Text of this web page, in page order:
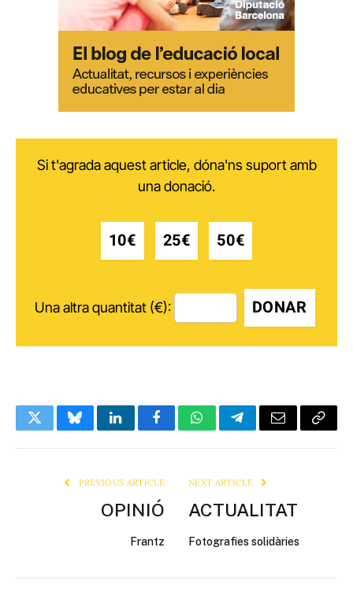
Si t'agrada aquest article, dóna'ns suport amb
una donació.
10€ 25€ 50€
Una altra quantitat (€): DONAR
TwitterBlueskyLinkedInFacebookWhatsAppTelegramEmail Copy
PREVIOUS ARTICLE
OPINIÓ
Frantz
NEXT ARTICLE
ACTUALITAT
Fotografies solidàries